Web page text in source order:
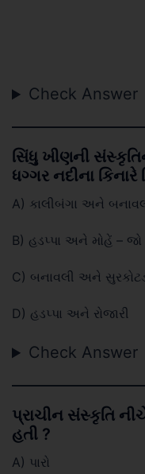
Check Answer
સિંધુ ખીણની
ધગ્ગર નદીના કિનારે
A) કાલીબંગા અને
B) હડપ્પા અને મોહેં – જો
C) બનાવલી અને
D) હડપ્પા અને રોજારી
Check Answer
પ્રાચીન સંસ્કૃતિ
હતી ?
A) પારો